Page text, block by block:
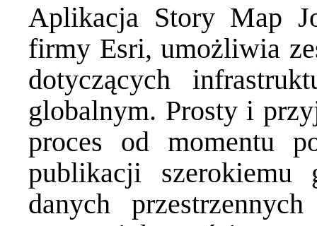
Aplikacja Story Map
firmy Esri, umożliwia
dotyczących
globalnym. Prosty i
proces od momentu
publikacji szerokiemu
danych